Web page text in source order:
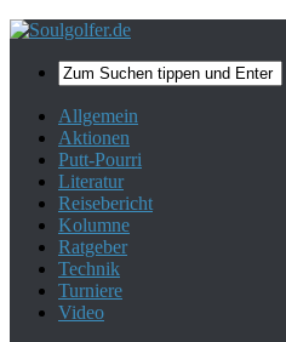
Allgemein
Aktionen
Putt-Pourri
Literatur
Reisebericht
Kolumne
Ratgeber
Technik
Turniere
Video
Mehr zum Datenschutz. Ok, danke!